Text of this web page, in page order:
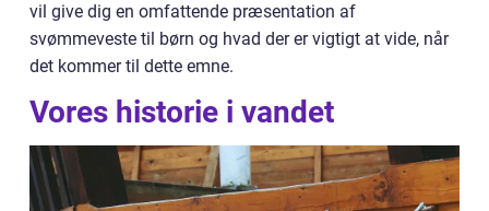
vil give dig en omfattende præsentation af
svømmeveste til børn og hvad der er vigtigt at vide, når
det kommer til dette emne.
Vores historie i vandet